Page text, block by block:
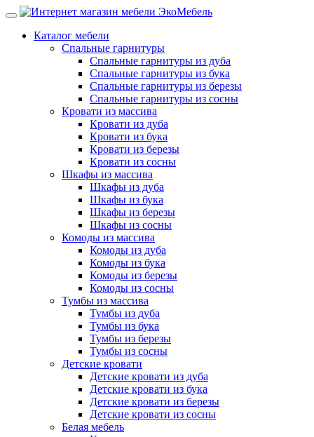
Каталог мебели
Спальные гарнитуры
Спальные гарнитуры из дуба
Спальные гарнитуры из бука
Спальные гарнитуры из березы
Спальные гарнитуры из сосны
Кровати из массива
Кровати из дуба
Кровати из бука
Кровати из березы
Кровати из сосны
Шкафы из массива
Шкафы из дуба
Шкафы из бука
Шкафы из березы
Шкафы из сосны
Комоды из массива
Комоды из дуба
Комоды из бука
Комоды из березы
Комоды из сосны
Тумбы из массива
Тумбы из дуба
Тумбы из бука
Тумбы из березы
Тумбы из сосны
Детские кровати
Детские кровати из дуба
Детские кровати из бука
Детские кровати из березы
Детские кровати из сосны
Белая мебель